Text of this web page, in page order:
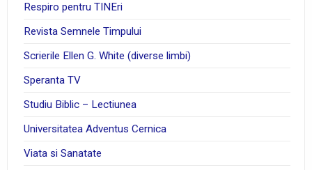
Respiro pentru TINEri
Revista Semnele Timpului
Scrierile Ellen G. White (diverse limbi)
Speranta TV
Studiu Biblic – Lectiunea
Universitatea Adventus Cernica
Viata si Sanatate